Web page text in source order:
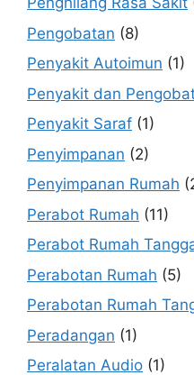
Pengobatan (8)
Penyakit Autoimun (1)
Penyakit dan
Penyakit Saraf (1)
Penyimpanan (2)
Penyimpanan Rumah
Perabot Rumah (11)
Perabot Rumah
Perabotan Rumah (5)
Perabotan Rumah
Peradangan (1)
Peralatan Audio (1)